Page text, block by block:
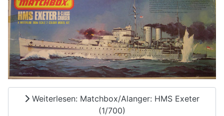
Weiterlesen: Matchbox/Alanger: HMS Exeter
(1/700)